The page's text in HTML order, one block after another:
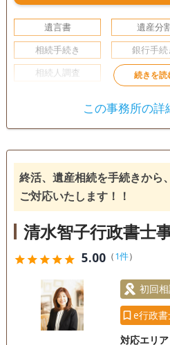
遺言書 遺産分
相続手続き
銀行手続
相続人調査
事務所面談可
この事務所の詳
終活、遺産相続を手続きから
ご対応いたします！！
清水智子行政書士
starstarstarstarstar 5.00（1件）
初回
e行政
対応エリア